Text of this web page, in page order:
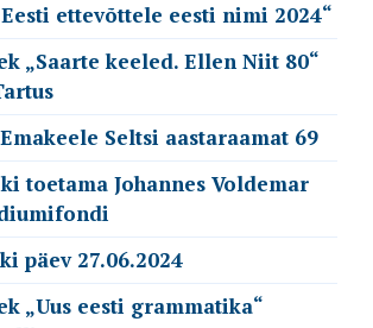
Eesti ettevõttele eesti nimi 2024“
„Saarte keeled. Ellen Niit 80“
Seltsi aastaraamat 69
toetama Johannes Voldemar
päev 27.06.2024
„Uus eesti grammatika“